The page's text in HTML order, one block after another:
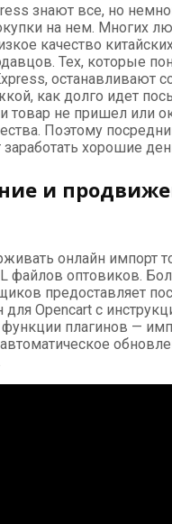
знают все, но
на нем. Многих
качество
Тех, которые
останавливают
как долго идет
товар не пришел или
Поэтому
хорошие
и
онлайн импорт
файлов оптовиков.
предоставляет
Opencart с
плагинов —